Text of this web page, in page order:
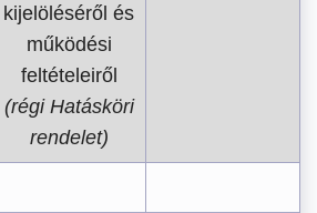
kijelöléséről és
működési
feltételeiről
(régi Hatásköri
rendelet)